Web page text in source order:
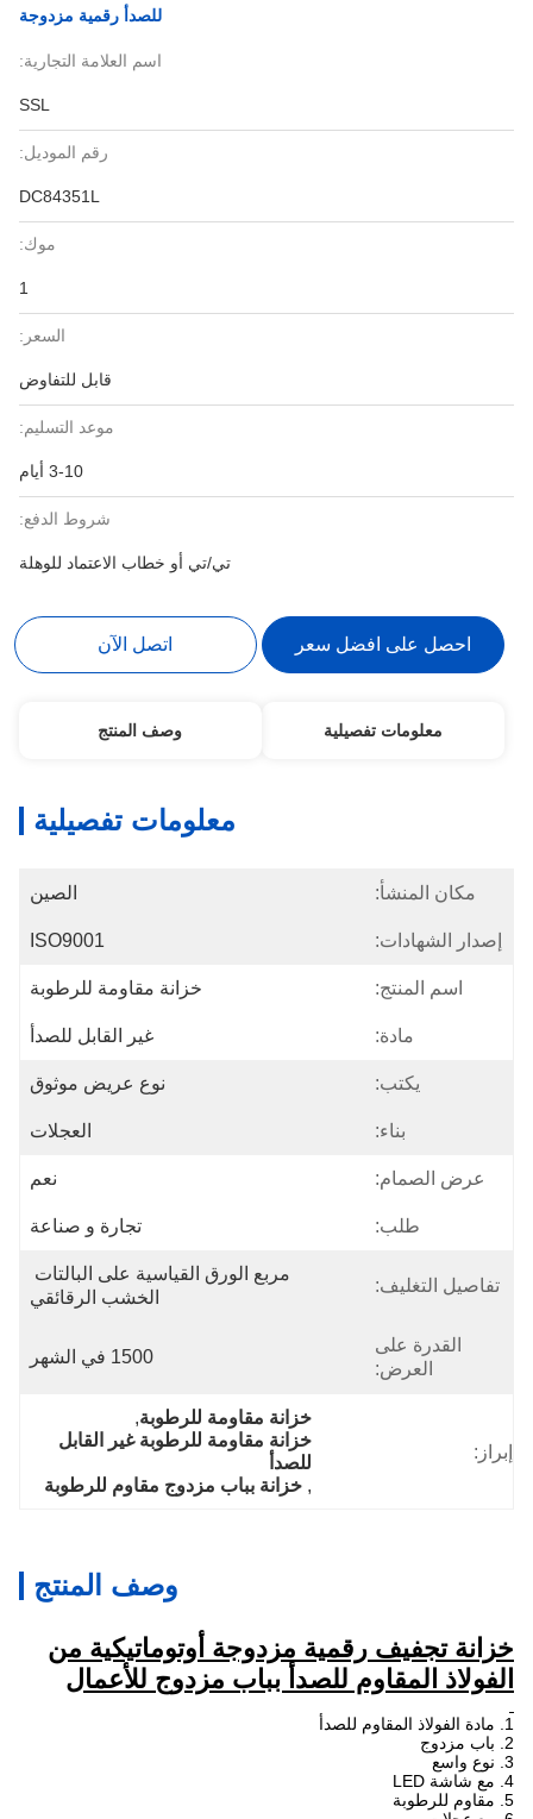
للصدأ رقمية مزدوجة
اسم العلامة التجارية:
SSL
رقم الموديل:
DC84351L
موك:
السعر:
قابل للتفاوض
موعد التسليم:
3-10 أيام
شروط الدفع:
تي/تي أو خطاب الاعتماد للوهلة
احصل على افضل سعر اتصل الآن
معلومات تفصيلية وصف المنتج
معلومات تفصيلية
مكان المنشأ: الصين
إصدار الشهادات: ISO9001
اسم المنتج: خزانة مقاومة للرطوبة
مادة: غير القابل للصدأ
يكتب: نوع عريض موثوق
بناء: العجلات
عرض الصمام: نعم
طلب: تجارة و صناعة
تفاصيل التغليف:
مربع الورق القياسية على البالتات
الخشب الرقائقي
القدرة على
العرض:
1500 في الشهر
إبراز:
خزانة مقاومة للرطوبة,
خزانة مقاومة للرطوبة غير القابل
للصدأ
, خزانة بباب مزدوج مقاوم للرطوبة
وصف المنتج
خزانة تجفيف رقمية مزدوجة أوتوماتيكية من
الفولاذ المقاوم للصدأ بباب مزدوج للأعمال
4. مع شاشة LED
5. مقاوم للرطوبة